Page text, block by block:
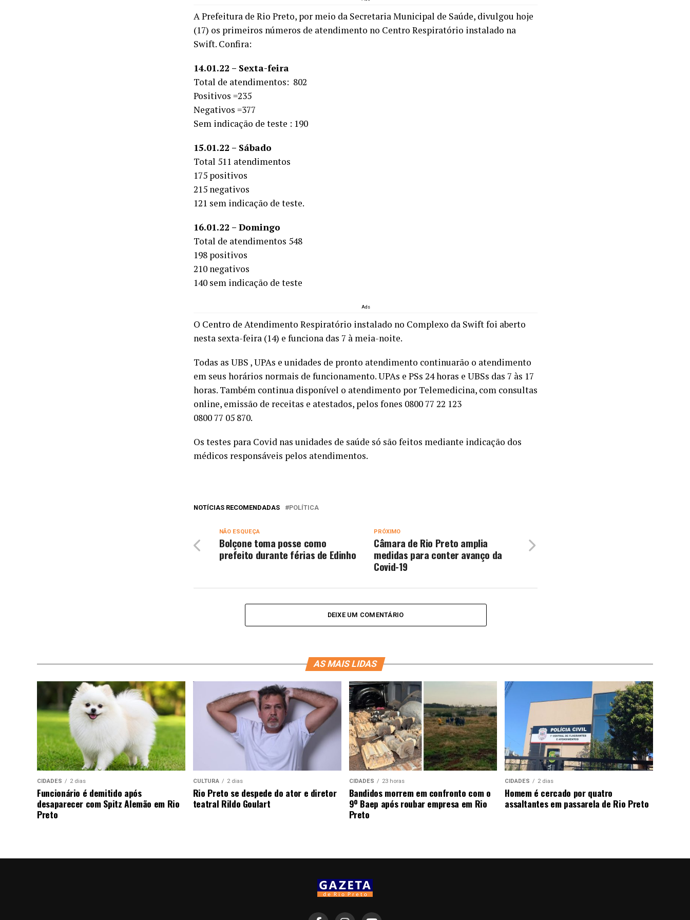
A Prefeitura de Rio Preto, por meio da Secretaria Municipal de Saúde, divulgou hoje
(17) os primeiros números de atendimento no Centro Respiratório instalado na
Swift. Confira:
14.01.22 – Sexta-feira
Total de atendimentos: 802
Positivos =235
Negativos =377
Sem indicação de teste : 190
15.01.22 – Sábado
Total 511 atendimentos
175 positivos
215 negativos
121 sem indicação de teste.
16.01.22 – Domingo
Total de atendimentos 548
198 positivos
210 negativos
140 sem indicação de teste
Ads
O Centro de Atendimento Respiratório instalado no Complexo da Swift foi aberto
nesta sexta-feira (14) e funciona das 7 à meia-noite.
Todas as UBS , UPAs e unidades de pronto atendimento continuarão o atendimento
em seus horários normais de funcionamento. UPAs e PSs 24 horas e UBSs das 7 às 17
horas. Também continua disponível o atendimento por Telemedicina, com consultas
online, emissão de receitas e atestados, pelos fones 0800 77 22 123
0800 77 05 870.
Os testes para Covid nas unidades de saúde só são feitos mediante indicação dos
médicos responsáveis pelos atendimentos.
NOTÍCIAS RECOMENDADAS POLÍTICA
PRÓXIMO
Câmara de Rio Preto amplia
medidas para conter avanço da
Covid-19
NÃO ESQUEÇA
Bolçone toma posse como
prefeito durante férias de Edinho
DEIXE UM COMENTÁRIO
AS MAIS LIDAS
CIDADES 2 dias
Funcionário é demitido após
desaparecer com Spitz Alemão em Rio
Preto
CULTURA 2 dias
Rio Preto se despede do ator e diretor
teatral Rildo Goulart
CIDADES 23 horas
Bandidos morrem em confronto com o
9º Baep após roubar empresa em Rio
Preto
CIDADES 2 dias
Homem é cercado por quatro
assaltantes em passarela de Rio Preto